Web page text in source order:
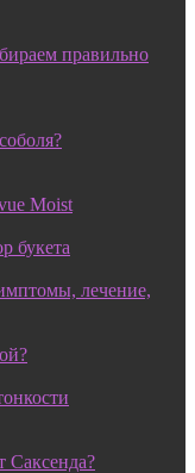
правильно
Moist
букета
лечение,
Саксенда?